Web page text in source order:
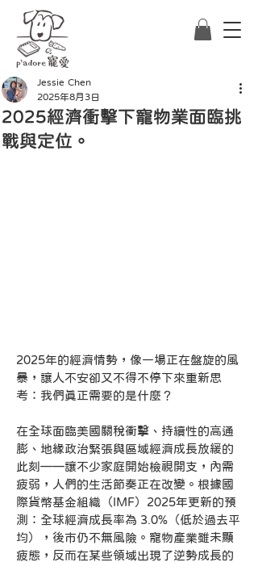
2025經濟衝擊下寵物業面臨挑
戰與定位。
Jessie Chen
2025年8月3日
2025年的經濟情勢，像一場正在盤旋的風
暴，讓人不安卻又不得不停下來重新思
考：我們真正需要的是什麼？
在全球面臨美國關稅衝擊、持續性的高通
膨、地緣政治緊張與區域經濟成長放緩的
此刻——讓不少家庭開始檢視開支，內需
疲弱，人們的生活節奏正在改變。根據國
際貨幣基金組織（IMF）2025年更新的預
測：全球經濟成長率為 3.0%（低於過去平
均），後市仍不無風險。寵物產業雖未顯
疲態，反而在某些領域出現了逆勢成長的